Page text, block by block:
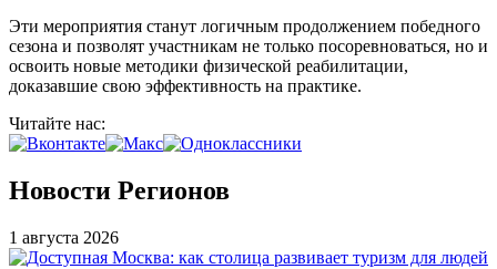
Эти мероприятия станут логичным продолжением победного
сезона и позволят участникам не только посоревноваться, но и
освоить новые методики физической реабилитации,
доказавшие свою эффективность на практике.
Читайте нас:
Новости Регионов
1 августа 2026